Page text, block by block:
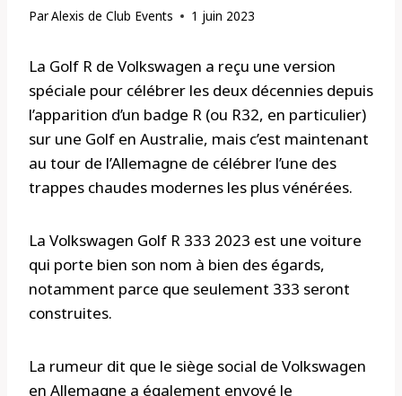
ParAlexis de Club Events 1 juin 2023
La Golf R de Volkswagen a reçu une version
spéciale pour célébrer les deux décennies depuis
l’apparition d’un badge R (ou R32, en particulier)
sur une Golf en Australie, mais c’est maintenant
au tour de l’Allemagne de célébrer l’une des
trappes chaudes modernes les plus vénérées.
La Volkswagen Golf R 333 2023 est une voiture
qui porte bien son nom à bien des égards,
notamment parce que seulement 333 seront
construites.
La rumeur dit que le siège social de Volkswagen
en Allemagne a également envoyé le